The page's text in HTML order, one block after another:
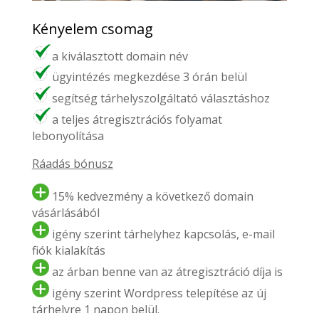
Kényelem csomag
a kiválasztott domain név
ügyintézés megkezdése 3 órán belül
segítség tárhelyszolgáltató választáshoz
a teljes átregisztrációs folyamat
lebonyolítása
Ráadás bónusz
15% kedvezmény a következő domain
vásárlásából
igény szerint tárhelyhez kapcsolás, e-mail
fiók kialakítás
az árban benne van az átregisztráció díja is
igény szerint Wordpress telepítése az új
tárhelyre 1 napon belül.